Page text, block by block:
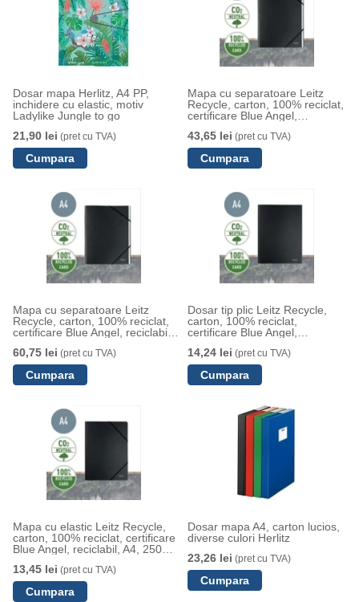
Dosar mapa Herlitz, A4 PP,
inchidere cu elastic, motiv
Ladylike Jungle to go
21,90 lei (pret cu TVA)
Mapa cu separatoare Leitz
Recycle, carton, 100% reciclat,
certificare Blue Angel,
negru
43,65 lei (pret cu TVA)
Mapa cu separatoare Leitz
Recycle, carton, 100% reciclat,
certificare Blue Angel, reciclabil,
60,75 lei (pret cu TVA)
Dosar tip plic Leitz Recycle,
carton, 100% reciclat,
certificare Blue Angel,
14,24 lei (pret cu TVA)
Mapa cu elastic Leitz Recycle,
carton, 100% reciclat, certificare
Blue Angel, reciclabil, A4, 250
13,45 lei (pret cu TVA)
Dosar mapa A4, carton lucios,
diverse culori Herlitz
23,26 lei (pret cu TVA)